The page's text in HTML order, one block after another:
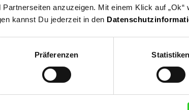
anzuzeigen. Mit einem Klick auf
kannst Du jederzeit in den
Präferenzen Statistiken
Zurück zu Vereinsspende